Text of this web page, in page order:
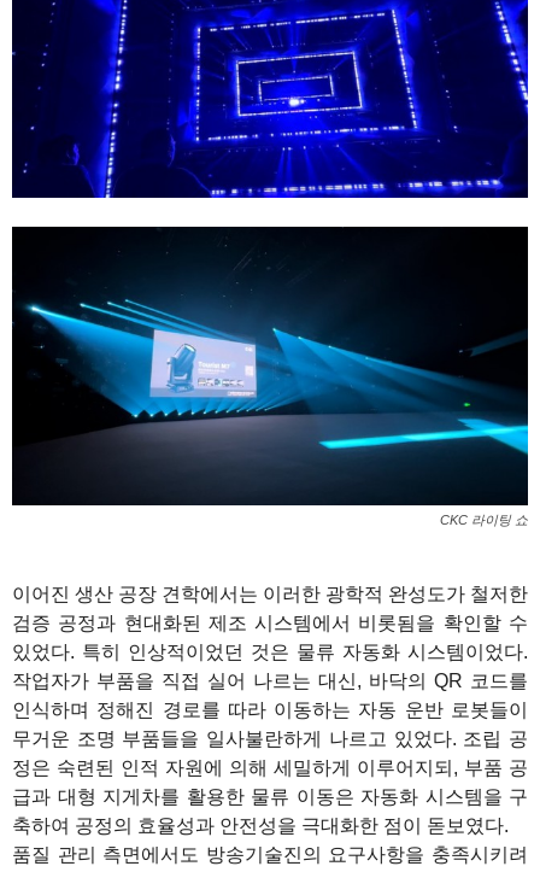
CKC 라이팅 쇼
이어진 생산 공장 견학에서는 이러한 광학적 완성도가 철저한
검증 공정과 현대화된 제조 시스템에서 비롯됨을 확인할 수
있었다. 특히 인상적이었던 것은 물류 자동화 시스템이었다.
작업자가 부품을 직접 실어 나르는 대신, 바닥의 QR 코드를
인식하며 정해진 경로를 따라 이동하는 자동 운반 로봇들이
무거운 조명 부품들을 일사불란하게 나르고 있었다. 조립 공
정은 숙련된 인적 자원에 의해 세밀하게 이루어지되, 부품 공
급과 대형 지게차를 활용한 물류 이동은 자동화 시스템을 구
축하여 공정의 효율성과 안전성을 극대화한 점이 돋보였다.
품질 관리 측면에서도 방송기술진의 요구사항을 충족시키려